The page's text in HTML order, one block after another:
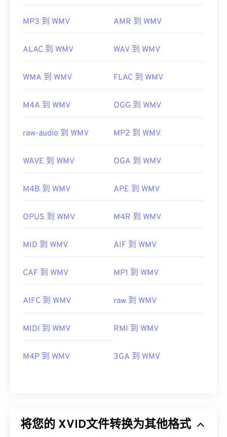
MP3 到 WMV AMR 到 WMV
ALAC 到 WMV WAV 到 WMV
WMA 到 WMV FLAC 到 WMV
M4A 到 WMV OGG 到 WMV
raw-audio 到 WMV MP2 到 WMV
WAVE 到 WMV OGA 到 WMV
M4B 到 WMV APE 到 WMV
OPUS 到 WMV M4R 到 WMV
MID 到 WMV AIF 到 WMV
CAF 到 WMV MP1 到 WMV
AIFC 到 WMV raw 到 WMV
MIDI 到 WMV RMI 到 WMV
M4P 到 WMV 3GA 到 WMV
将您的 XVID文件转换为其他格式